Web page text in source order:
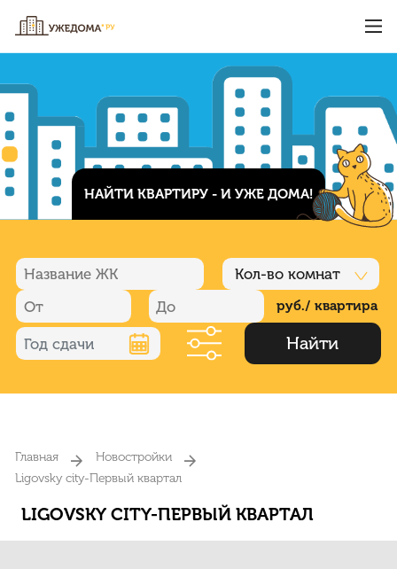
НАЙТИ КВАРТИРУ - И УЖЕ ДОМА!
Кол-во комнат
руб./ квартира
Найти
Главная
Новостройки
Ligovsky city-Первый квартал
LIGOVSKY CITY-ПЕРВЫЙ КВАРТАЛ